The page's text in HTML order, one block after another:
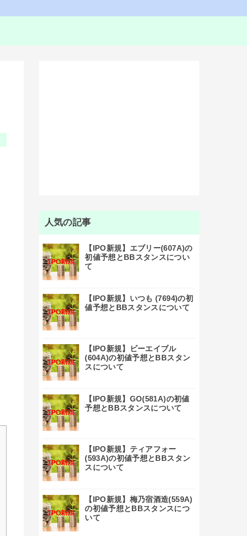
人気の記事
【IPO新規】エブリー(607A)の
初値予想とBBスタンスについ
て
【IPO新規】いつも (7694)の初
値予想とBBスタンスについて
【IPO新規】ビーエイブル
(604A)の初値予想とBBスタン
スについて
【IPO新規】GO(581A)の初値
予想とBBスタンスについて
【IPO新規】ティアフォー
(593A)の初値予想とBBスタン
スについて
【IPO新規】梅乃宿酒造(559A)
の初値予想とBBスタンスにつ
いて